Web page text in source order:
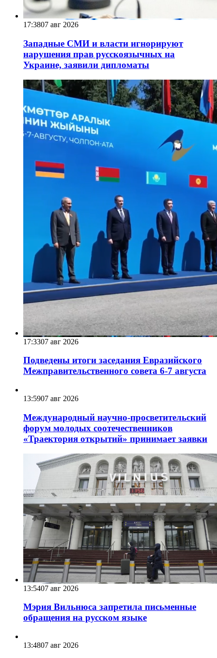
17:3807 авг 2026
Западные СМИ и власти игнорируют
нарушения прав русскоязычных на
Украине, заявили дипломаты
17:3307 авг 2026
Подведены итоги заседания Евразийского
Межправительственного совета 6-7 августа
13:5907 авг 2026
Международный научно-просветительский
форум молодых соотечественников
«Траектория открытий» принимает заявки
13:5407 авг 2026
Мэрия Вильнюса запретила письменные
обращения на русском языке
13:4807 авг 2026